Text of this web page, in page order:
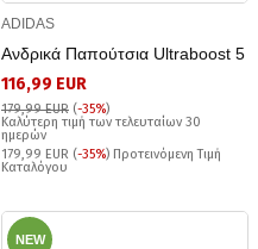
ADIDAS
Ανδρικά Παπούτσια Ultraboost 5
116,99 EUR
179,99 EUR (-35%)
Καλύτερη τιμή των τελευταίων 30
ημερών
179,99 EUR (-35%) Προτεινόμενη Τιμή
Καταλόγου
NEW